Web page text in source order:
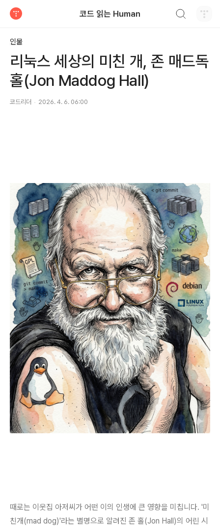
코드 읽는 Human
인물
리눅스 세상의 미친 개, 존 매드독
홀(Jon Maddog Hall)
코드리더 2026. 4. 6. 06:00
때로는 이웃집 아저씨가 어떤 이의 인생에 큰 영향을 미칩니다. '미
친개(mad dog)'라는 별명으로 알려진 존 홀(Jon Hall)의 어린 시